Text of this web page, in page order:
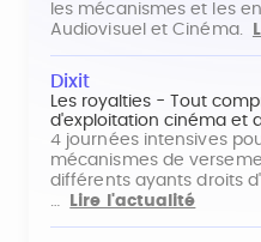
les mécanismes et les
Audiovisuel et Cinéma.
Dixit
Les royalties - Tout
d'exploitation cinéma et
4 journées intensives
mécanismes de
différents ayants droits
…
Lire l'actualité